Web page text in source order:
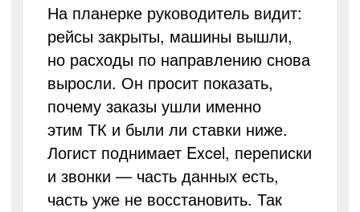
На планерке руководитель видит:
рейсы закрыты, машины вышли,
но расходы по направлению снова
выросли. Он просит показать,
почему заказы ушли именно
этим ТК и были ли ставки ниже.
Логист поднимает Excel, переписки
и звонки — часть данных есть,
часть уже не восстановить. Так